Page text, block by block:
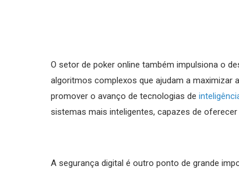
O setor de poker online também impulsiona o
algoritmos complexos que ajudam a maximizar
promover o avanço de tecnologias de
sistemas mais inteligentes, capazes de
A segurança digital é outro ponto de grande